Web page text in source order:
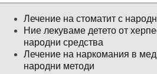
Лечение на стоматит с
Ние лекуваме детето от
народни средства
Лечение на наркомания в
народни методи